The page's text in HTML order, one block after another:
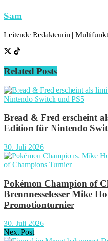
Sam
Leitende Redakteurin |
Related Posts
Bread & Fred erscheint
Edition für Nintendo
30. Juli 2026
Pokémon Champion of
Brennnesselesser Mike
Promotionturnier
30. Juli 2026
Next Post